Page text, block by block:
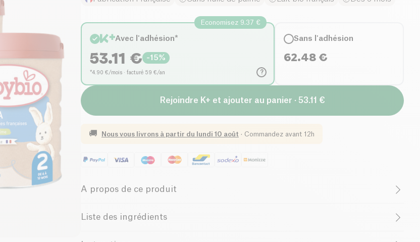
?
Economisez 9.37 €
Avec l'adhésion*
53.11 € -15%
*4.90 €/mois · facturé 59 €/an
Sans l'adhésion
62.48 €
Rejoindre K+ et ajouter au panier · 53.11 €
🚚 Nous vous livrons à partir du lundi 10 août · Commandez avant 12h
A propos de ce produit
Pauvre en sel
Liste des ingrédients